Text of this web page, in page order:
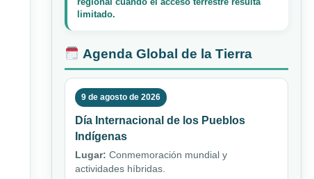
limitado.
Agenda Global de la Tierra
9 de agosto de 2026
Día Internacional de los Pueblos
Indígenas
Lugar: Conmemoración mundial y
actividades híbridas.